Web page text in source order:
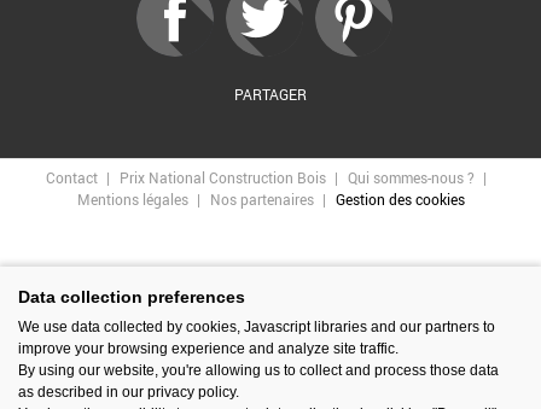
PARTAGER
Contact Prix National Construction Bois
Qui sommes-nous ?
Mentions légales
Nos partenaires Gestion des cookies
Data collection preferences
We use data collected by cookies, Javascript libraries and our partners to
improve your browsing experience and analyze site traffic.
By using our website, you're allowing us to collect and process those data
as described in our privacy policy.